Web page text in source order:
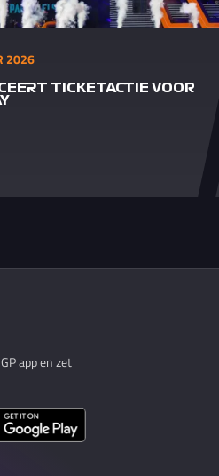
2026
TICKETACTIE VOOR
app en zet